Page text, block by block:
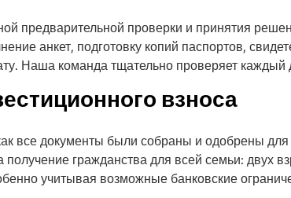
предварительной проверки и принятия
анкет, подготовку копий паспортов,
Наша команда тщательно проверяет
взноса
все документы были собраны и одобрены
гражданства для всей семьи: двух
учитывая возможные банковские